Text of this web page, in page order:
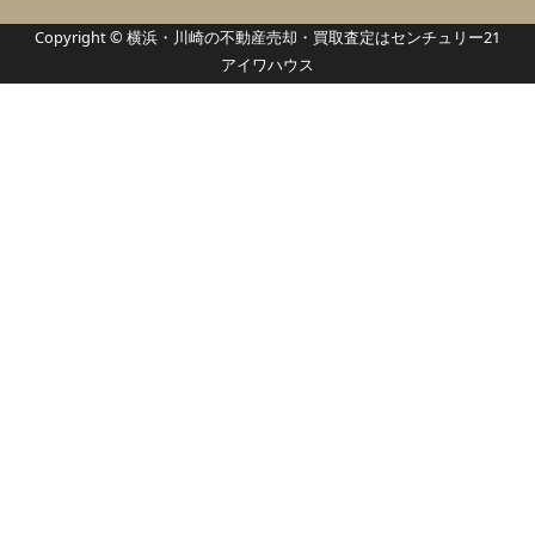
Copyright © 横浜・川崎の不動産売却・買取査定はセンチュリー21
アイワハウス